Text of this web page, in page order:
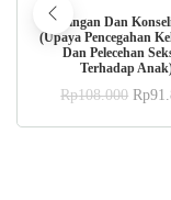
Bimbingan Dan
(Upaya Pencegahan
Dan Pelecehan
Terhadap
Rp108.000
was:
Rp